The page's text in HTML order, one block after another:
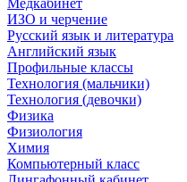
Медкабинет
ИЗО и черчение
Русский язык и литература
Английский язык
Профильные классы
Технология (мальчики)
Технология (девочки)
Физика
Физиология
Химия
Компьютерный класс